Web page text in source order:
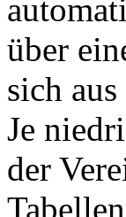
über
sich
Je
der